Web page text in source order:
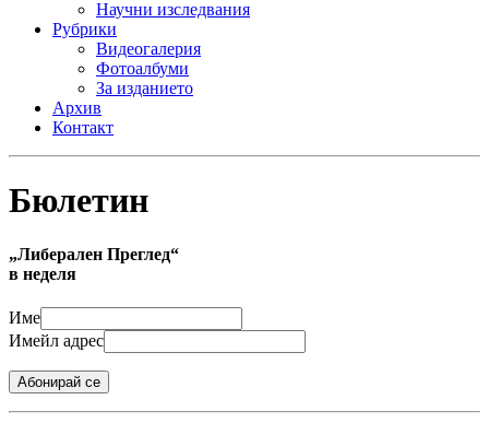
Научни изследвания
Рубрики
Видеогалерия
Фотоалбуми
За изданието
Архив
Контакт
Бюлетин
„Либерален Преглед“
в неделя
Име
Имейл адрес
Абонирай се